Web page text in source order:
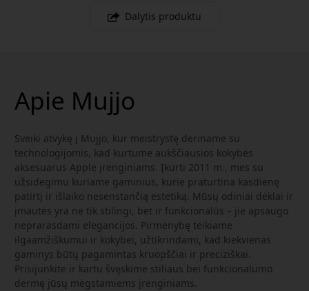
Dalytis produktu
Apie Mujjo
Sveiki atvykę į Mujjo, kur meistrystę deriname su
technologijomis, kad kurtume aukščiausios kokybės
aksesuarus Apple įrenginiams. Įkurti 2011 m., mes su
užsidegimu kuriame gaminius, kurie praturtina kasdienę
patirtį ir išlaiko nesenstančią estetiką. Mūsų odiniai dėklai ir
įmautės yra ne tik stilingi, bet ir funkcionalūs – jie apsaugo
neprarasdami elegancijos. Pirmenybę teikiame
ilgaamžiškumui ir kokybei, užtikrindami, kad kiekvienas
gaminys būtų pagamintas kruopščiai ir preciziškai.
Prisijunkite ir kartu švęskime stiliaus bei funkcionalumo
dermę jūsų mėgstamiems įrenginiams.